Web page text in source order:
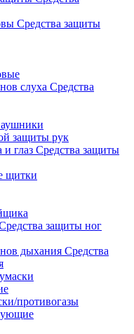
Средства защиты
Средства
защиты рук
Средства защиты
щитки
защиты ног
Средства
противогазы